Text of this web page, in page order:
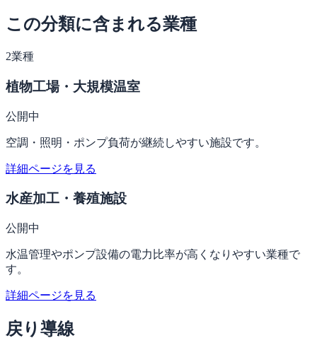
この分類に含まれる業種
2業種
植物工場・大規模温室
公開中
空調・照明・ポンプ負荷が継続しやすい施設です。
詳細ページを見る
水産加工・養殖施設
公開中
水温管理やポンプ設備の電力比率が高くなりやすい業種で
す。
詳細ページを見る
戻り導線